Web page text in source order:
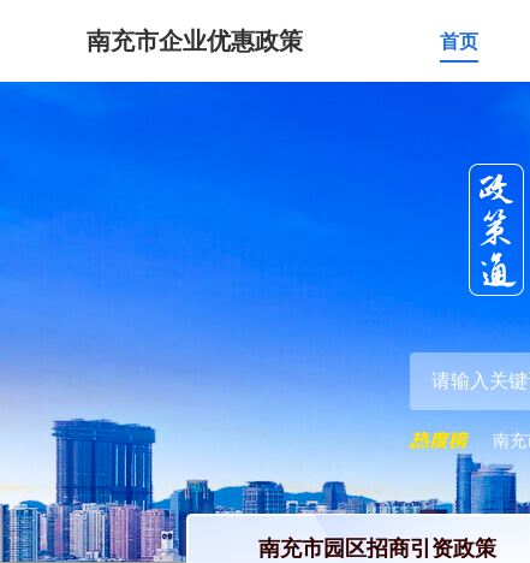
南充市企业优惠政策 首页
南
南充市园区招商引资政策